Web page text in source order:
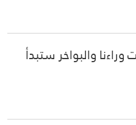
والبواخر ستبدأ